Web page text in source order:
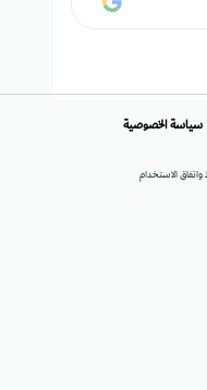
الاستخدام
سياسة الخصوصية